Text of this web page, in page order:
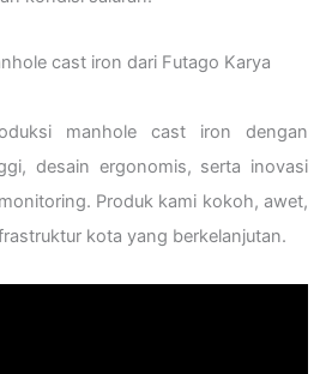
cast iron dari Futago Karya
manhole cast iron dengan
desain ergonomis, serta inovasi
Produk kami kokoh, awet,
kota yang berkelanjutan.